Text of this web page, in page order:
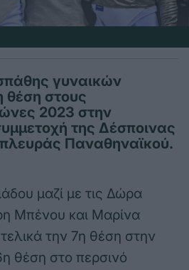
γυναικών
θέση στους
2023 στην
της Δέσποινας
Παναθηναϊκού.
μαζί με τις Δώρα
Μπένου και Μαρίνα
την 7η θέση στην
θέση στο περσινό